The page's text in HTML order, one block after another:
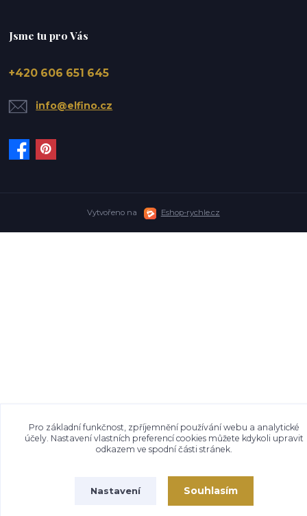
Jsme tu pro Vás
+420 606 651 645
info@elfino.cz
Vytvořeno na Eshop-rychle.cz
Pro základní funkčnost, zpříjemnění používání webu a analytické
účely. Nastavení vlastních preferencí cookies můžete kdykoli upravit
odkazem ve spodní části stránek.
Nastavení Souhlasím